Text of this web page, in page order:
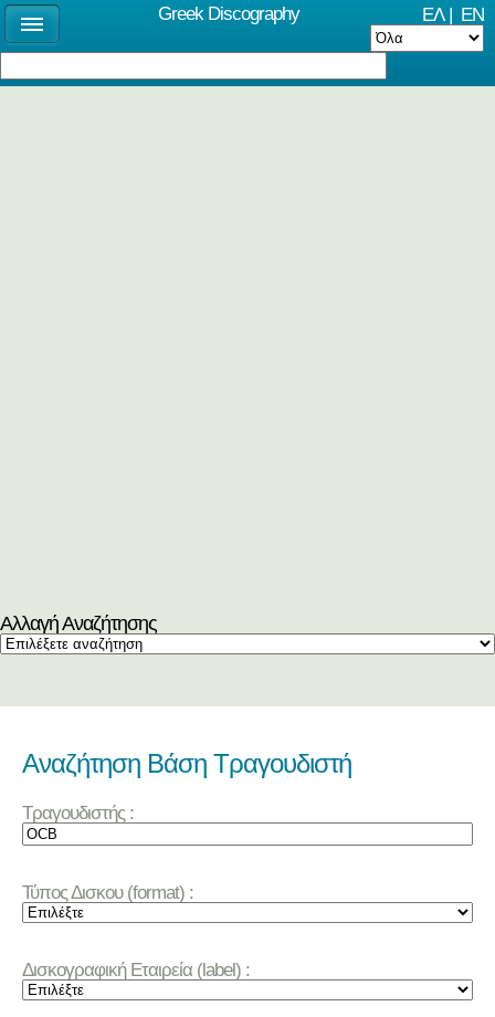
ΕΛ| EN
Αλλαγή Αναζήτησης
Αναζήτηση Βάση Τραγουδιστή
Τραγουδιστής :
Τύπος Δισκου (format) :
Δισκογραφική Εταιρεία (label) :
Greek Discography